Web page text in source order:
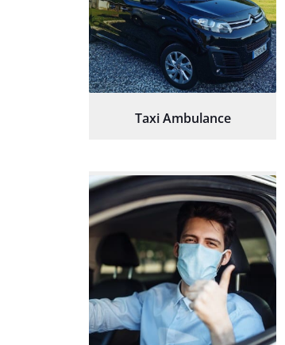
Taxi Ambulance